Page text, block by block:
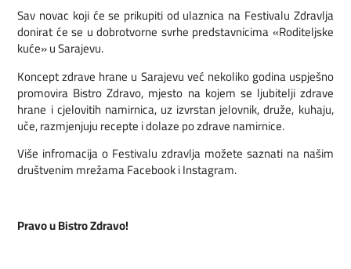
Sav novac koji će se prikupiti od ulaznica na Festivalu Zdravlja
donirat će se u dobrotvorne svrhe predstavnicima «Roditeljske
kuće» u Sarajevu.
Koncept zdrave hrane u Sarajevu već nekoliko godina uspješno
promovira Bistro Zdravo, mjesto na kojem se ljubitelji zdrave
hrane i cjelovitih namirnica, uz izvrstan jelovnik, druže, kuhaju,
uče, razmjenjuju recepte i dolaze po zdrave namirnice.
Više infromacija o Festivalu zdravlja možete saznati na našim
društvenim mrežama Facebook i Instagram.
Pravo u Bistro Zdravo!